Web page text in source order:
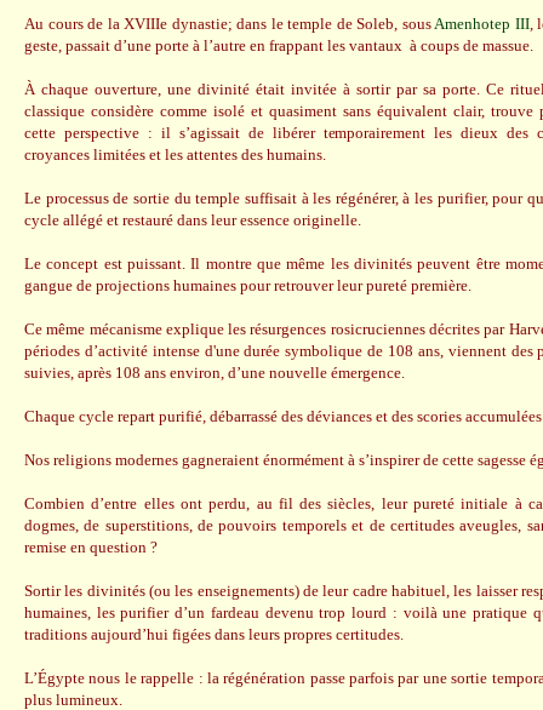
Au cours de la XVIIIe dynastie; dans le temple de Soleb, sousAmenhotep III,
geste, passait d’une porte à l’autre en frappant les vantaux à coups de massue.
À chaque ouverture, une divinité était invitée à sortir par sa porte. Ce
classique considère comme isolé et quasiment sans équivalent clair, trouve
cette perspective : il s’agissait de libérer temporairement les dieux des
croyances limitées et les attentes des humains.
Le processus de sortie du temple suffisait à les régénérer, à les purifier, pour
cycle allégé et restauré dans leur essence originelle.
Le concept est puissant. Il montre que même les divinités peuvent être
gangue de projections humaines pour retrouver leur pureté première.
Ce même mécanisme explique les résurgences rosicruciennes décrites par
périodes d’activité intense d'une durée symbolique de 108 ans, viennent des
suivies, après 108 ans environ, d’une nouvelle émergence.
Chaque cycle repart purifié, débarrassé des déviances et des scories
Nos religions modernes gagneraient énormément à s’inspirer de cette sagesse
Combien d’entre elles ont perdu, au fil des siècles, leur pureté initiale à
dogmes, de superstitions, de pouvoirs temporels et de certitudes aveugles,
remise en question ?
Sortir les divinités (ou les enseignements) de leur cadre habituel, les laisser
humaines, les purifier d’un fardeau devenu trop lourd : voilà une pratique
traditions aujourd’hui figées dans leurs propres certitudes.
L’Égypte nous le rappelle : la régénération passe parfois par une sortie
plus lumineux.